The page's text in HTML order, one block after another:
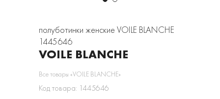
полуботинки женские VOILE BLANCHE
1445646
VOILE BLANCHE
Все товары «VOILE BLANCHE»
Код товара: 1445646